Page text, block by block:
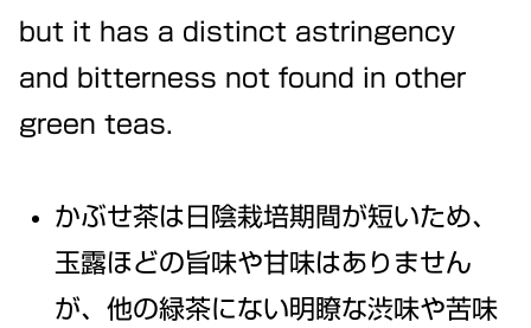
but it has a distinct astringency
and bitterness not found in other
green teas.
かぶせ茶は日陰栽培期間が短いため、
玉露ほどの旨味や甘味はありません
が、他の緑茶にない明瞭な渋味や苦味